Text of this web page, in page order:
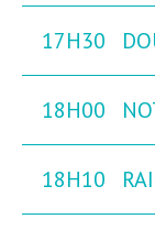
17H30
18H00
18H10